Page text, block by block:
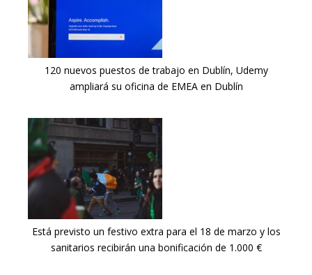
120 nuevos puestos de trabajo en Dublín, Udemy
ampliará su oficina de EMEA en Dublín
Está previsto un festivo extra para el 18 de marzo y los
sanitarios recibirán una bonificación de 1.000 €